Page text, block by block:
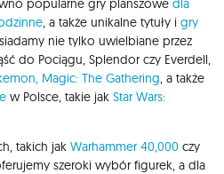
, a także unikalne tytuły i gry
nie tylko uwielbiane przez
do Pociągu, Splendor czy Everdell,
Magic: The Gathering , a także
w Polsce, takie jak Star Wars:
takich jak Warhammer 40,000 czy
szeroki wybór figurek, a dla